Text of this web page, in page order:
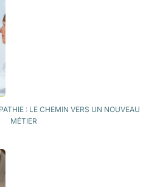
: LE CHEMIN VERS UN NOUVEAU
MÉTIER